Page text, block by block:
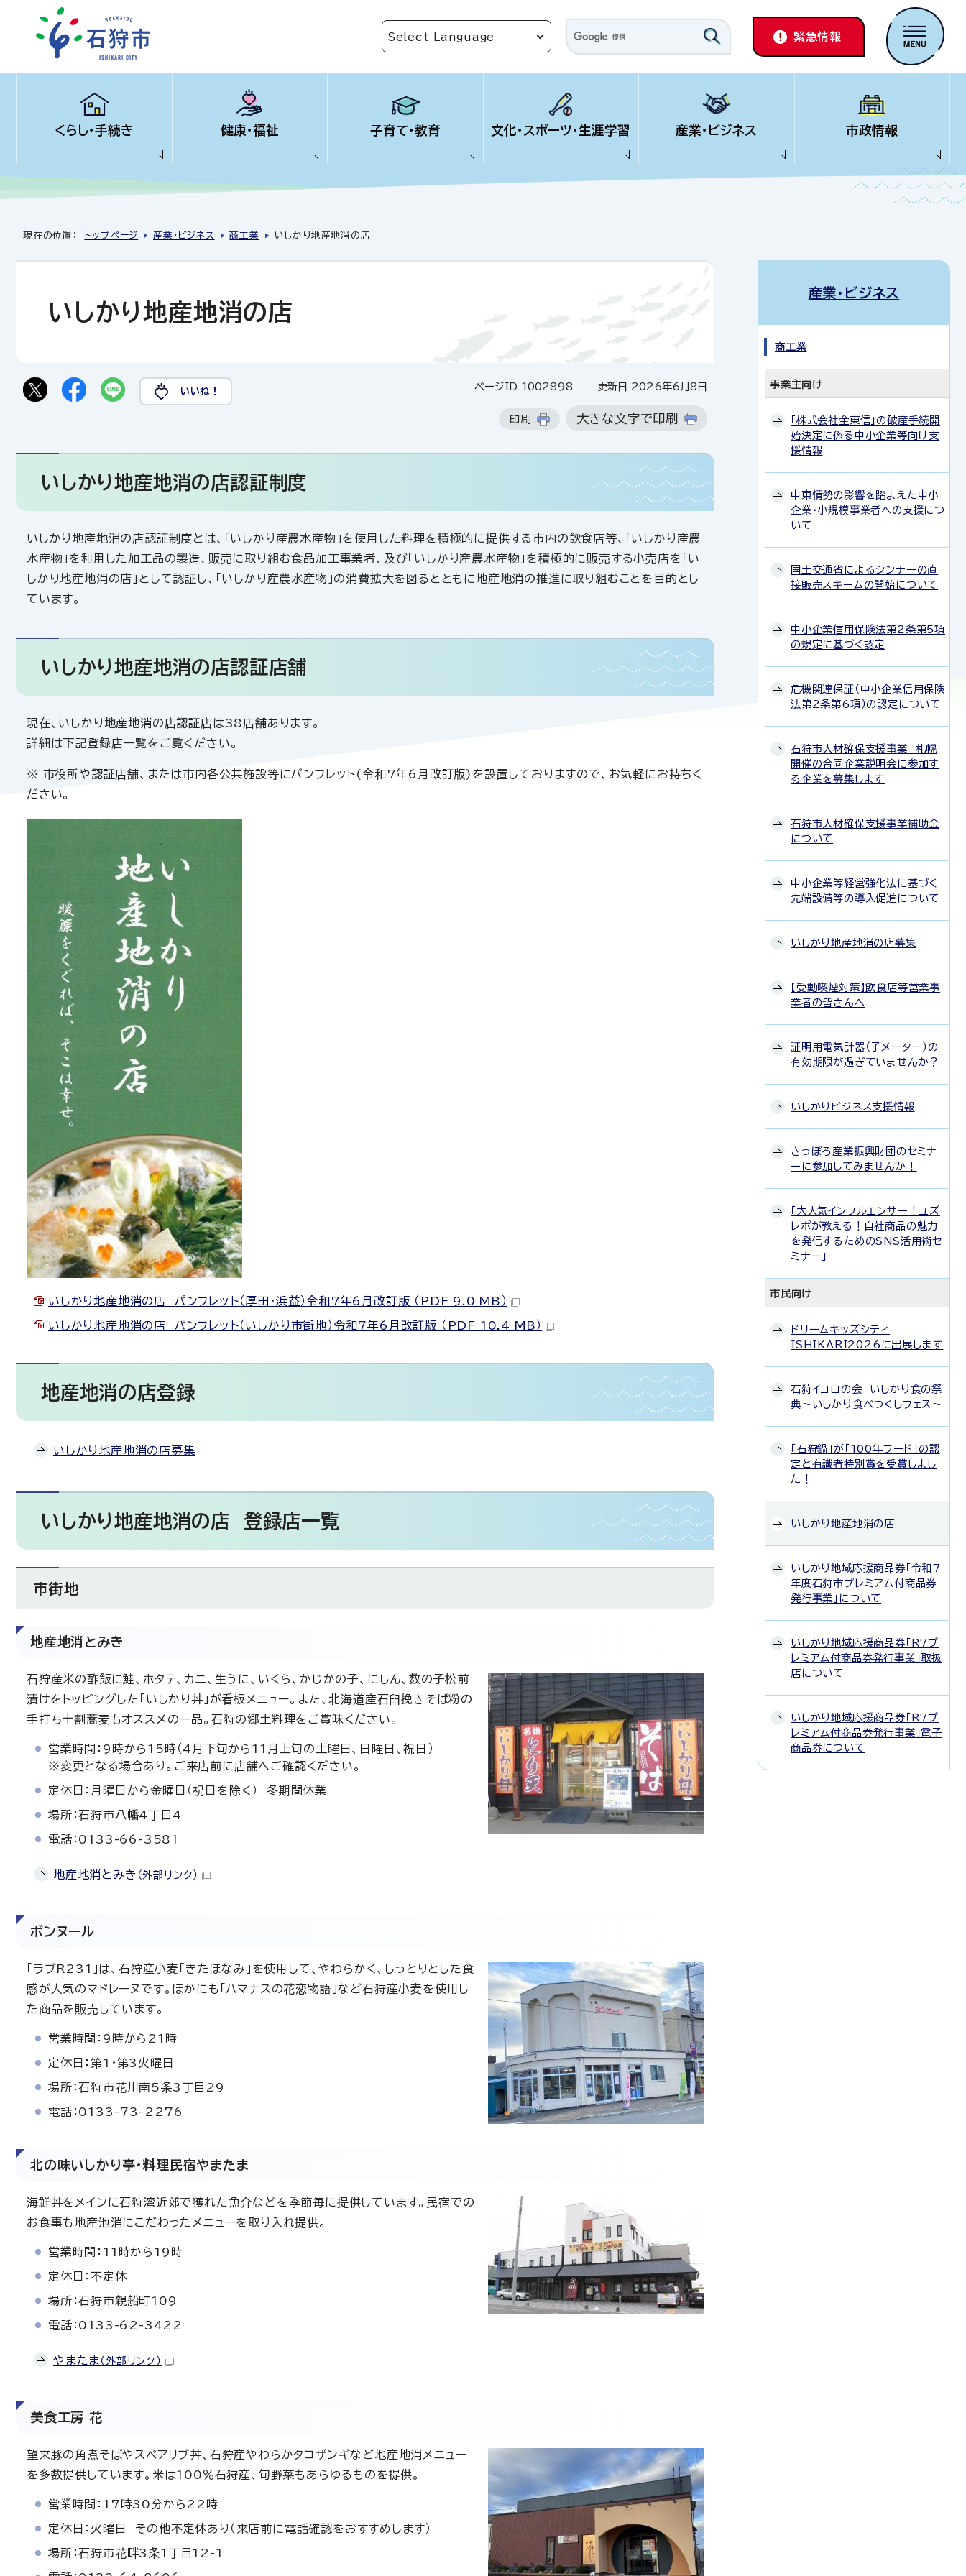
緊急情報
くらし・手続き 健康・福祉 子育て・教育 文化・スポーツ・生涯学習 産業・ビジネス 市政情報
現在の位置： トップページ 産業・ビジネス 商工業 いしかり地産地消の店
いしかり地産地消の店
いいね！ ページID 1002898 更新日 2026年6月8日
印刷 大きな文字で印刷
いしかり地産地消の店認証制度
いしかり地産地消の店認証制度とは、「いしかり産農水産物」を使用した料理を積極的に提供する市内の飲食店等、「いしかり産農
水産物」を利用した加工品の製造、販売に取り組む食品加工事業者、及び「いしかり産農水産物」を積極的に販売する小売店を「い
しかり地産地消の店」として認証し、「いしかり産農水産物」の消費拡大を図るとともに地産地消の推進に取り組むことを目的とし
ています。
いしかり地産地消の店認証店舗
現在、いしかり地産地消の店認証店は38店舗あります。
詳細は下記登録店一覧をご覧ください。
※ 市役所や認証店舗、または市内各公共施設等にパンフレット(令和7年6月改訂版)を設置しておりますので、お気軽にお持ちく
ださい。
いしかり地産地消の店 パンフレット（厚田・浜益）令和7年6月改訂版 （PDF 9.0 MB）
いしかり地産地消の店 パンフレット（いしかり市街地）令和7年6月改訂版 （PDF 10.4 MB）
地産地消の店登録
いしかり地産地消の店募集
いしかり地産地消の店 登録店一覧
市街地
地産地消とみき
石狩産米の酢飯に鮭、ホタテ、カニ、生うに、いくら、かじかの子、にしん、数の子松前
漬けをトッピングした「いしかり丼」が看板メニュー。また、北海道産石臼挽きそば粉の
手打ち十割蕎麦もオススメの一品。石狩の郷土料理をご賞味ください。
営業時間：9時から15時（4月下旬から11月上旬の土曜日、日曜日、祝日）
※変更となる場合あり。ご来店前に店舗へご確認ください。
定休日：月曜日から金曜日（祝日を除く） 冬期間休業
場所：石狩市八幡4丁目4
電話：0133-66-3581
地産地消とみき （外部リンク）
ボンヌール
「ラブR231」は、石狩産小麦「きたほなみ」を使用して、やわらかく、しっとりとした食
感が人気のマドレーヌです。ほかにも「ハマナスの花恋物語」など石狩産小麦を使用し
た商品を販売しています。
営業時間：9時から21時
定休日：第1・第3火曜日
場所：石狩市花川南5条3丁目29
電話：0133-73-2276
北の味いしかり亭・料理民宿やまたま
海鮮丼をメインに石狩湾近郊で獲れた魚介などを季節毎に提供しています。民宿での
お食事も地産池消にこだわったメニューを取り入れ提供。
営業時間：11時から19時
定休日：不定休
場所：石狩市親船町109
電話：0133-62-3422
やまたま （外部リンク）
美食工房 花
望来豚の角煮そばやスペアリブ丼、石狩産やわらかタコザンギなど地産地消メニュー
を多数提供しています。米は100％石狩産、旬野菜もあらゆるものを提供。
営業時間：17時30分から22時
定休日：火曜日 その他不定休あり（来店前に電話確認をおすすめします）
場所：石狩市花畔3条1丁目12-1
産業・ビジネス
商工業
事業主向け
「株式会社全東信」の破産手続開
始決定に係る中小企業等向け支
援情報
中東情勢の影響を踏まえた中小
企業・小規模事業者への支援につ
いて
国土交通省によるシンナーの直
接販売スキームの開始について
中小企業信用保険法第2条第5項
の規定に基づく認定
危機関連保証（中小企業信用保険
法第2条第6項）の認定について
石狩市人材確保支援事業 札幌
開催の合同企業説明会に参加す
る企業を募集します
石狩市人材確保支援事業補助金
について
中小企業等経営強化法に基づく
先端設備等の導入促進について
いしかり地産地消の店募集
【受動喫煙対策】飲食店等営業事
業者の皆さんへ
証明用電気計器（子メーター）の
有効期限が過ぎていませんか？
いしかりビジネス支援情報
さっぽろ産業振興財団のセミナ
ーに参加してみませんか！
「大人気インフルエンサー！ユズ
レポが教える！自社商品の魅力
を発信するためのSNS活用術セ
ミナー」
市民向け
ドリームキッズシティ
ISHIKARI2026に出展します
石狩イコロの会 いしかり食の祭
典～いしかり食べつくしフェス～
「石狩鍋」が「100年フード」の認
定と有識者特別賞を受賞しまし
た！
いしかり地産地消の店
いしかり地域応援商品券「令和7
年度石狩市プレミアム付商品券
発行事業」について
いしかり地域応援商品券「R7プ
レミアム付商品券発行事業」取扱
店について
いしかり地域応援商品券「R7プ
レミアム付商品券発行事業」電子
商品券について